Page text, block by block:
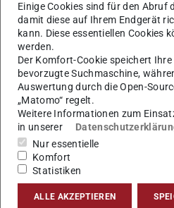
Bild: WiBiNET e.V.
Einige Cookies sind für den Abruf
damit diese auf Ihrem Endgerät
kann. Diese essentiellen Cookies
werden.
Der Komfort-Cookie speichert
bevorzugte Suchmaschine,
Auswertung durch die Open-
„Matomo“ regelt.
Weitere Informationen zum
in unserer
Nur essentielle
Komfort
Statistiken
ALLE AKZEPTIEREN